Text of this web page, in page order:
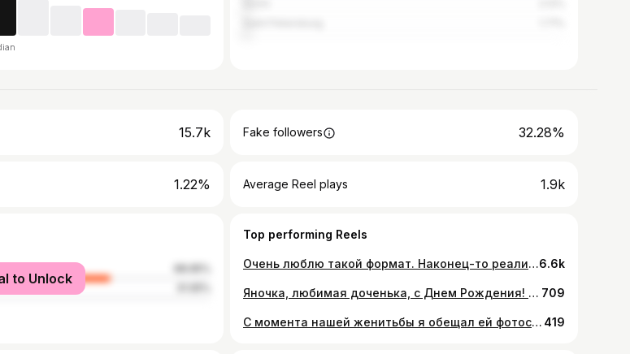
15.7k Fake followers 32.28%
1.22% Average Reel plays 1.9k
to Unlock
Top performing Reels
Очень люблю такой формат. Наконец-то реализовали эту съемку. Спасибо @_acapella777_, которая полностью прочувствовала образ и настроение. Я бы назвал его Sexy Vogue. Модель @_acapella777_ Студия @mantraphotostudio Визаж/стиль @mua_liman Фото/видео @nick_manvelov6.6k
Яночка, любимая доченька, с Днем Рождения! Hair @stasya_makeup_arm Mua @mua_liman Loc @mantraphotostudio Ph @nick_manvelov 709
С момента нашей женитьбы я обещал ей фотосессию с лилиями. Прошло всего лет 10. Моя любимая Лилечка, с 8 марта тебя! @mua_liman Студия @anna_zhukova_photo @zhuk_photostudio 419